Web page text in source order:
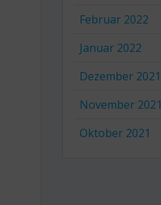
Februar 2022
Januar 2022
Dezember 2021
November 2021
Oktober 2021